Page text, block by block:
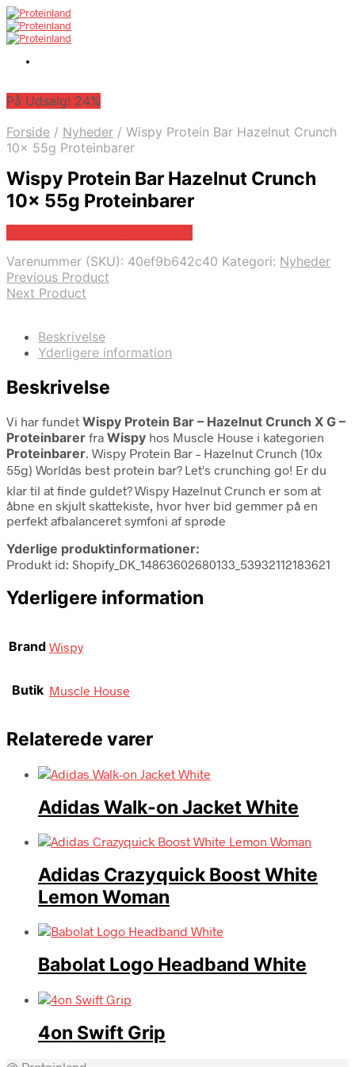
På Udsalg! 24%
Forside / Nyheder / Wispy Protein Bar Hazelnut Crunch
10x 55g Proteinbarer
Wispy Protein Bar Hazelnut Crunch
10x 55g Proteinbarer
Varenummer (SKU): 40ef9b642c40 Kategori: Nyheder
Previous Product
Next Product
Beskrivelse
Yderligere information
Beskrivelse
Vi har fundet Wispy Protein Bar – Hazelnut Crunch X G –
Proteinbarer fra Wispy hos Muscle House i kategorien
Proteinbarer. Wispy Protein Bar – Hazelnut Crunch (10x
55g) Worldâs best protein bar? Let's crunching go! Er du
klar til at finde guldet? Wispy Hazelnut Crunch er som at
åbne en skjult skattekiste, hvor hver bid gemmer på en
perfekt afbalanceret symfoni af sprøde
Yderlige produktinformationer:
Produkt id: Shopify_DK_14863602680133_53932112183621
Yderligere information
Brand Wispy
Butik Muscle House
Relaterede varer
Adidas Walk-on Jacket White
Adidas Crazyquick Boost White
Lemon Woman
Babolat Logo Headband White
4on Swift Grip